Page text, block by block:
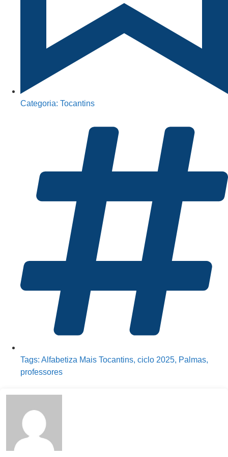
Categoria: Tocantins
Tags: Alfabetiza Mais Tocantins, ciclo 2025, Palmas,
professores